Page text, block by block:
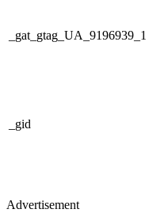
_gat_gtag_UA_9196939_1
_gid
Advertisement